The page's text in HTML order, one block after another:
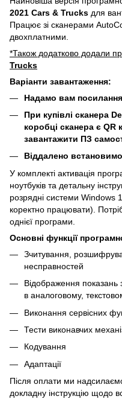
2021 Cars & Trucks для
Працює зі сканерами
двохплатними.
*Також додатково додали
Trucks
Варіанти завантаження:
Надамо вам
При купівлі сканера
коробці сканера є
завантажити ПЗ
Віддалено
У комплекті активація
ноутбуків та детальну
розрядні системи Windows
коректно працювати).
однієї програми.
Основні функції
Зчитування,
несправностей
Відображення показань
в аналоговому,
Виконання сервісних
Тести виконавчих
Кодування
Адаптації
Після оплати ми
докладну інструкцію щодо